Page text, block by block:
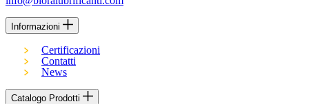
Informazioni
Certificazioni
Contatti
News
Catalogo Prodotti